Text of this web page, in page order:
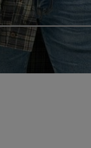
3 4